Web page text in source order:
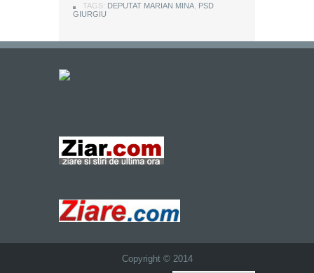
TAGS: DEPUTAT MARIAN MINA PSD
GIURGIU
Copyright © 2014